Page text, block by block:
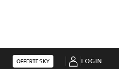
OFFERTE SKY LOGIN